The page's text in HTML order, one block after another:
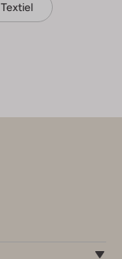
Textiel